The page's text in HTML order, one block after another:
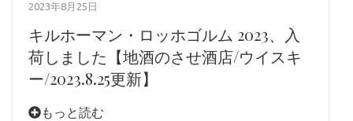
2023年8月25日
キルホーマン・ロッホゴルム 2023、入
荷しました【地酒のさせ酒店/ウイスキ
ー/2023.8.25更新】
もっと読む